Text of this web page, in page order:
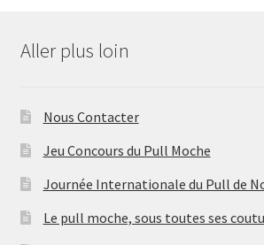
Aller plus loin
Nous Contacter
Jeu Concours du Pull Moche
Journée Internationale du Pull de
Le pull moche, sous toutes ses